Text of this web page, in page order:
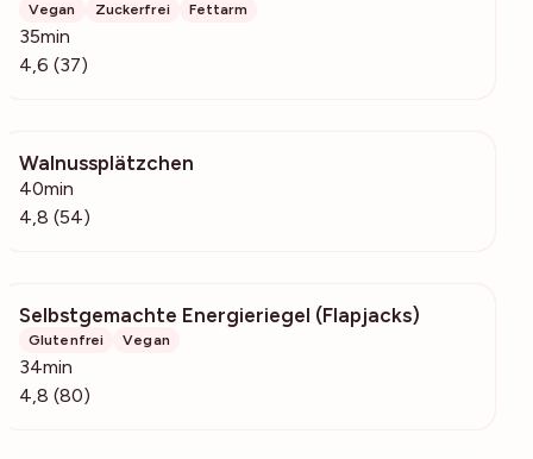
Vegan Zuckerfrei Fettarm
35min
4,6 (37)
Walnussplätzchen
40min
4,8 (54)
Selbstgemachte Energieriegel (Flapjacks)
Glutenfrei Vegan
34min
4,8 (80)